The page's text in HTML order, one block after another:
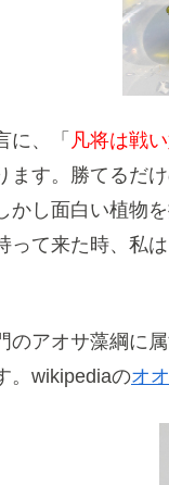
に、「 凡将は戦
ます。勝てるだ
かし面白い植物
って来た時、私は
のアオサ藻綱に
。wikipediaのオ